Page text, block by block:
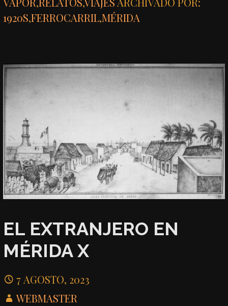
1920S,FERROCARRIL,MÉRIDA
EL EXTRANJERO EN
MÉRIDA X
7 AGOSTO, 2023
WEBMASTER